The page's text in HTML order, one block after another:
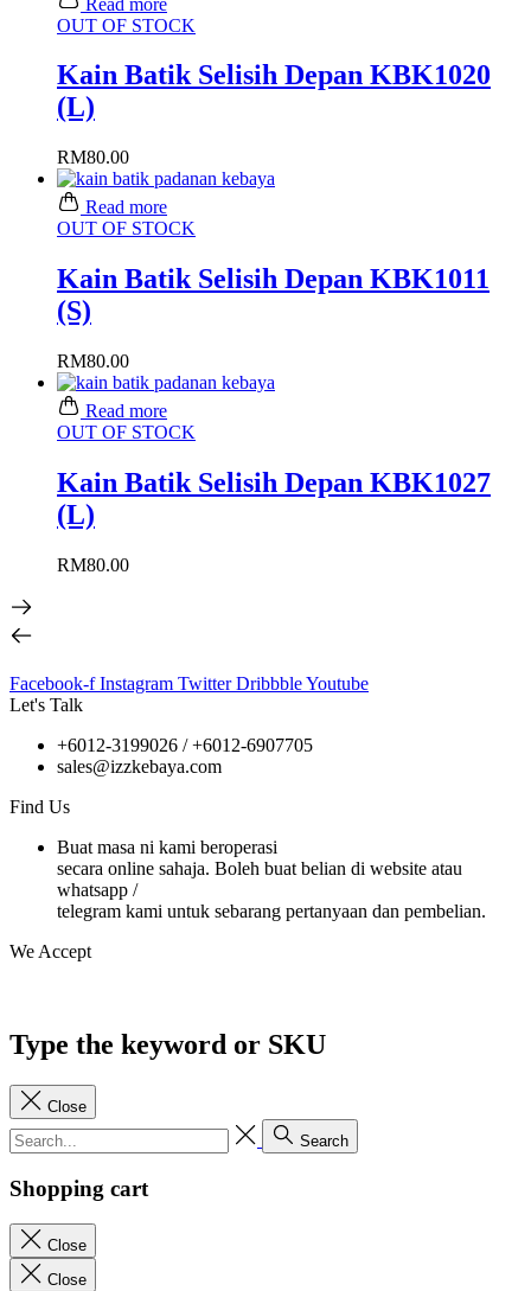
OUT OF STOCK
Kain Batik Selisih Depan KBK1020
(L)
RM80.00
Read more
OUT OF STOCK
Kain Batik Selisih Depan KBK1011
(S)
RM80.00
Read more
OUT OF STOCK
Kain Batik Selisih Depan KBK1027
(L)
RM80.00
Facebook-f Instagram Twitter DribbbleYoutube
Let's Talk
+6012-3199026 / +6012-6907705
sales@izzkebaya.com
Find Us
Buat masa ni kami beroperasi
secara online sahaja. Boleh buat belian di website atau
whatsapp /
telegram kami untuk sebarang pertanyaan dan pembelian.
We Accept
Type the keyword or SKU
Close
Search
Shopping cart
Close
Close